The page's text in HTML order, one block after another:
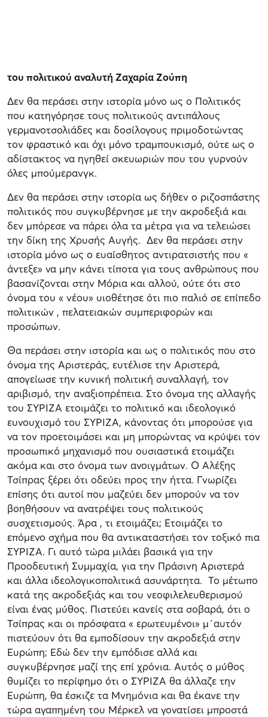
του πολιτικού αναλυτή Ζαχαρία Ζούπη
Δεν θα περάσει στην ιστορία μόνο ως ο Πολιτικός
που κατηγόρησε τους πολιτικούς αντιπάλους
γερμανοτσολιάδες και δοσίλογους πριμοδοτώντας
τον φραστικό και όχι μόνο τραμπουκισμό, ούτε ως ο
αδίστακτος να ηγηθεί σκευωριών που του γυρνούν
όλες μπούμερανγκ.
Δεν θα περάσει στην ιστορία ως δήθεν ο ριζοσπάστης
πολιτικός που συγκυβέρνησε με την ακροδεξιά και
δεν μπόρεσε να πάρει όλα τα μέτρα για να τελειώσει
την δίκη της Χρυσής Αυγής. Δεν θα περάσει στην
ιστορία μόνο ως ο ευαίσθητος αντιρατσιστής που «
άντεξε» να μην κάνει τίποτα για τους ανθρώπους που
βασανίζονται στην Μόρια και αλλού, ούτε ότι στο
όνομα του « νέου» υιοθέτησε ότι πιο παλιό σε επίπεδο
πολιτικών , πελατειακών συμπεριφορών και
προσώπων.
Θα περάσει στην ιστορία και ως ο πολιτικός που στο
όνομα της Αριστεράς, ευτέλισε την Αριστερά,
απογείωσε την κυνική πολιτική συναλλαγή, τον
αριβισμό, την αναξιοπρέπεια. Στο όνομα της αλλαγής
του ΣΥΡΙΖΑ ετοιμάζει το πολιτικό και ιδεολογικό
ευνουχισμό του ΣΥΡΙΖΑ, κάνοντας ότι μπορούσε για
να τον προετοιμάσει και μη μπορώντας να κρύψει τον
προσωπικό μηχανισμό που ουσιαστικά ετοιμάζει
ακόμα και στο όνομα των ανοιγμάτων. Ο Αλέξης
Τσίπρας ξέρει ότι οδεύει προς την ήττα. Γνωρίζει
επίσης ότι αυτοί που μαζεύει δεν μπορούν να τον
βοηθήσουν να ανατρέψει τους πολιτικούς
συσχετισμούς. Άρα , τι ετοιμάζει; Ετοιμάζει το
επόμενο σχήμα που θα αντικαταστήσει τον τοξικό πια
ΣΥΡΙΖΑ. Γι αυτό τώρα μιλάει βασικά για την
Προοδευτική Συμμαχία, για την Πράσινη Αριστερά
και άλλα ιδεολογικοπολιτικά ασυνάρτητα. Το μέτωπο
κατά της ακροδεξιάς και του νεοφιλελευθερισμού
είναι ένας μύθος. Πιστεύει κανείς στα σοβαρά, ότι ο
Τσίπρας και οι πρόσφατα « ερωτευμένοι» μ΄αυτόν
πιστεύουν ότι θα εμποδίσουν την ακροδεξιά στην
Ευρώπη; Εδώ δεν την εμπόδισε αλλά και
συγκυβέρνησε μαζί της επί χρόνια. Αυτός ο μύθος
θυμίζει το περίφημο ότι ο ΣΥΡΙΖΑ θα άλλαζε την
Ευρώπη, θα έσκιζε τα Μνημόνια και θα έκανε την
τώρα αγαπημένη του Μέρκελ να γονατίσει μπροστά